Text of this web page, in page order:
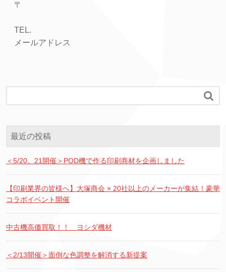
〒
TEL.
メールアドレス

最近の投稿
＜5/20、21開催＞POD機で作る印刷商材を企画しました
【印刷業界の皆様へ】大塚商会 × 20社以上のメーカーが集結！豪華
コラボイベント開催
中古機高価買取！！ ヨシダ機材
＜2/13開催＞面倒な色調整を解消する新提案